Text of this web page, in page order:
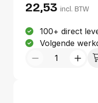
22,53 incl. BTW
100+ direct
Volgende